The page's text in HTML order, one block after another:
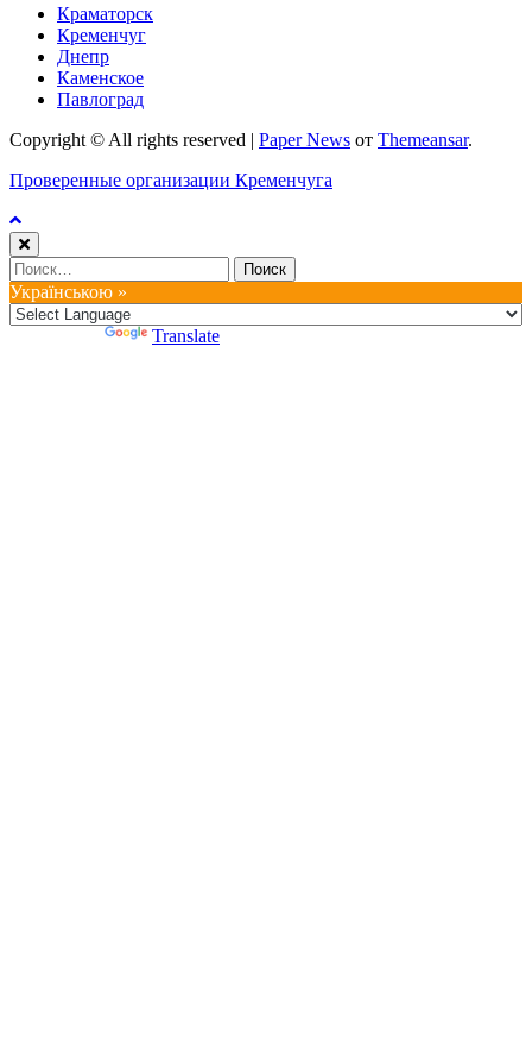
Краматорск
Кременчуг
Днепр
Каменское
Павлоград
Copyright © All rights reserved | Paper News от Themeansar.
Проверенные организации Кременчуга
Найти:
Українською »
Translate